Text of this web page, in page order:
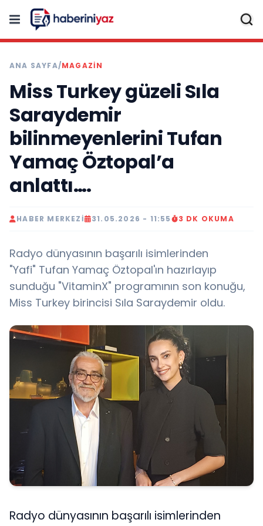
ANA SAYFA/MAGAZİN
Miss Turkey güzeli Sıla
Saraydemir
bilinmeyenlerini Tufan
Yamaç Öztopal’a
anlattı….
HABER MERKEZI 31.05.2026 - 11:55 3 DK OKUMA
Radyo dünyasının başarılı isimlerinden
"Yafi" Tufan Yamaç Öztopal'ın hazırlayıp
sunduğu "VitaminX" programının son konuğu,
Miss Turkey birincisi Sıla Saraydemir oldu.
Radyo dünyasının başarılı isimlerinden